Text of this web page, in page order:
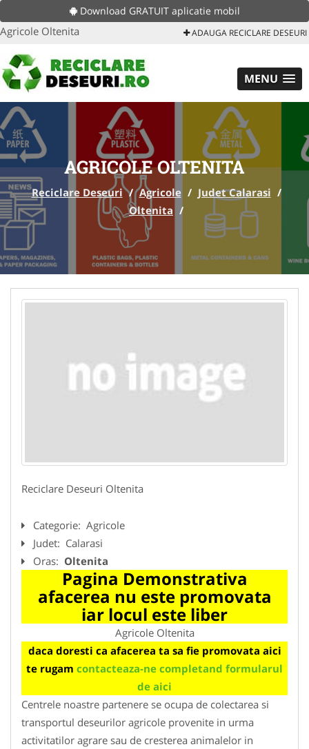
Download GRATUIT aplicatie mobil
Agricole Oltenita ADAUGA RECICLARE DESEURI
MENU
AGRICOLE OLTENITA
Reciclare Deseuri / Agricole / Judet Calarasi /
Oltenita /
Reciclare Deseuri Oltenita
Categorie: Agricole
Judet: Calarasi
Oras: Oltenita
Pagina Demonstrativa
afacerea nu este promovata
iar locul este liber
Agricole Oltenita
daca doresti ca afacerea ta sa fie promovata aici
te rugam contacteaza-ne completand formularul
de aici
Centrele noastre partenere se ocupa de colectarea si
transportul deseurilor agricole provenite in urma
activitatilor agrare sau de cresterea animalelor in